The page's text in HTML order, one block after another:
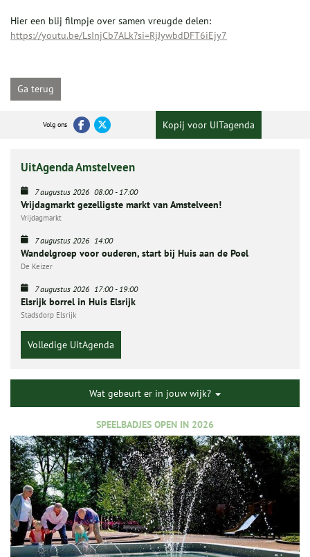
Hier een blij filmpje over samen vreugde delen:
https://youtu.be/LsInjCb7ALk?si=RjJywbdDFT6iEjy7
Ga terug
Volg ons Kopij voor UITagenda
UitAgenda Amstelveen
7 augustus 2026 08:00-17:00
Vrijdagmarkt gezelligste markt van Amstelveen!
Vrijdagmarkt
7 augustus 2026 14:00
Wandelgroep voor ouderen, start bij Huis aan de Poel
De Keizer
7 augustus 2026 17:00-19:00
Elsrijk borrel in Huis Elsrijk
Stadsdorp Elsrijk
Volledige UitAgenda
Wat gebeurt er in jouw wijk?
SPEELBADJES OPEN IN 2026